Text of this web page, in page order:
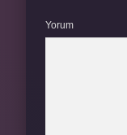
Yorum